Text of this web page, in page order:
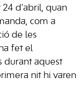
d’abril, quan
com a
de les
fet el
durant aquest
nit hi varen